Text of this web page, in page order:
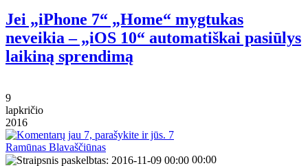
Jei „iPhone 7“ „Home“ mygtukas
neveikia – „iOS 10“ automatiškai pasiūlys
laikiną sprendimą
9
lapkričio
2016
7
Ramūnas Blavaščiūnas
00:00